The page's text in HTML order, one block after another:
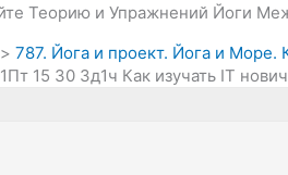
Теорию и Упражнений Йоги
787. Йога и проект. Йога и
15 30 3д1ч Как изучать IT